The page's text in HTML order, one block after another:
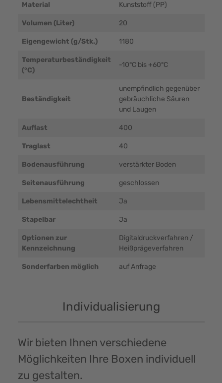
Material Kunststoff (PP)
Volumen (Liter) 20
Eigengewicht (g/Stk.) 1180
Temperaturbeständigkeit
(°C)
-10°C bis +60°C
Beständigkeit
unempfindlich gegenüber
gebräuchliche Säuren
und Laugen
Auflast 400
Traglast 40
Bodenausführung verstärkter Boden
Seitenausführung geschlossen
Lebensmittelechtheit Ja
Stapelbar Ja
Optionen zur
Kennzeichnung
Digitaldruckverfahren /
Heißprägeverfahren
Sonderfarben möglich auf Anfrage
Individualisierung
Wir bieten Ihnen verschiedene
Möglichkeiten Ihre Boxen individuell
zu gestalten.